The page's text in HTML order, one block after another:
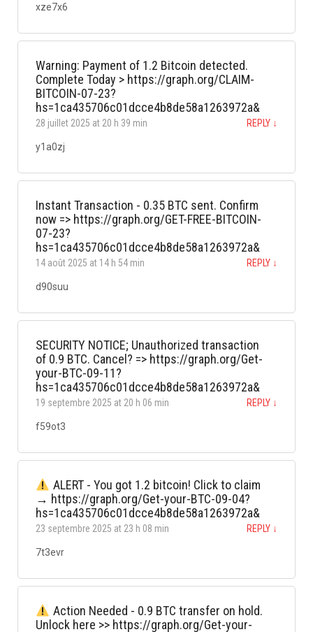
xze7x6
Warning: Payment of 1.2 Bitcoin detected.
Complete Today > https://graph.org/CLAIM-
BITCOIN-07-23?
hs=1ca435706c01dcce4b8de58a1263972a&
28 juillet 2025 at 20 h 39 min REPLY ↓
y1a0zj
Instant Transaction - 0.35 BTC sent. Confirm
now => https://graph.org/GET-FREE-BITCOIN-
07-23?
hs=1ca435706c01dcce4b8de58a1263972a&
14 août 2025 at 14 h 54 min REPLY ↓
d90suu
SECURITY NOTICE; Unauthorized transaction
of 0.9 BTC. Cancel? => https://graph.org/Get-
your-BTC-09-11?
hs=1ca435706c01dcce4b8de58a1263972a&
19 septembre 2025 at 20 h 06 min REPLY ↓
f59ot3
ALERT - You got 1.2 bitcoin! Click to claim
→ https://graph.org/Get-your-BTC-09-04?
hs=1ca435706c01dcce4b8de58a1263972a&
23 septembre 2025 at 23 h 08 min REPLY ↓
7t3evr
Action Needed - 0.9 BTC transfer on hold.
Unlock here >> https://graph.org/Get-your-